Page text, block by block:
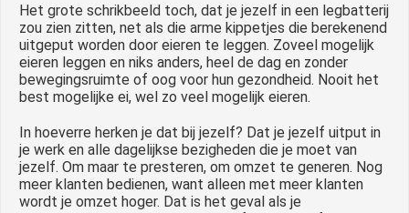
Het grote schrikbeeld toch, dat je jezelf in een legbatterij
zou zien zitten, net als die arme kippetjes die berekenend
uitgeput worden door eieren te leggen. Zoveel mogelijk
eieren leggen en niks anders, heel de dag en zonder
bewegingsruimte of oog voor hun gezondheid. Nooit het
best mogelijke ei, wel zo veel mogelijk eieren.
In hoeverre herken je dat bij jezelf? Dat je jezelf uitput in
je werk en alle dagelijkse bezigheden die je moet van
jezelf. Om maar te presteren, om omzet te generen. Nog
meer klanten bedienen, want alleen met meer klanten
wordt je omzet hoger. Dat is het geval als je